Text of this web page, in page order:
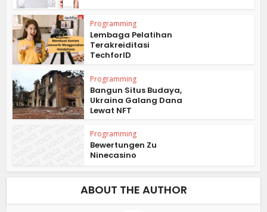
Programming
Lembaga Pelatihan
Terakreiditasi
TechforID
Programming
Bangun Situs Budaya,
Ukraina Galang Dana
Lewat NFT
Programming
Bewertungen Zu
Ninecasino
ABOUT THE AUTHOR